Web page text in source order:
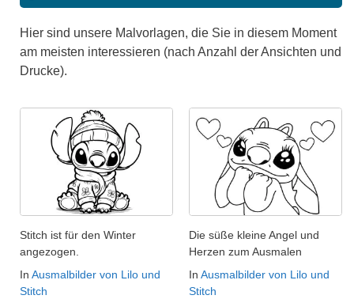
Hier sind unsere Malvorlagen, die Sie in diesem Moment
am meisten interessieren (nach Anzahl der Ansichten und
Drucke).
Stitch ist für den Winter
angezogen.
In Ausmalbilder von Lilo und
Stitch
Die süße kleine Angel und
Herzen zum Ausmalen
In Ausmalbilder von Lilo und
Stitch